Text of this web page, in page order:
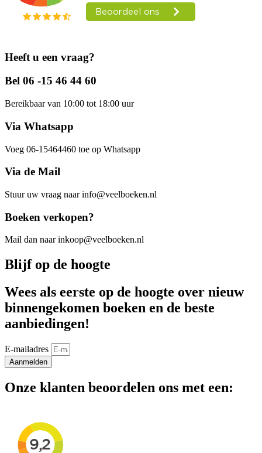
Heeft u een vraag?
Bel 06 -15 46 44 60
Bereikbaar van 10:00 tot 18:00 uur
Via Whatsapp
Voeg 06-15464460 toe op Whatsapp
Via de Mail
Stuur uw vraag naar info@veelboeken.nl
Boeken verkopen?
Mail dan naar inkoop@veelboeken.nl
Blijf op de hoogte
Wees als eerste op de hoogte over nieuw
binnengekomen boeken en de beste
aanbiedingen!
E-mailadres
Aanmelden
Onze klanten beoordelen ons met een: